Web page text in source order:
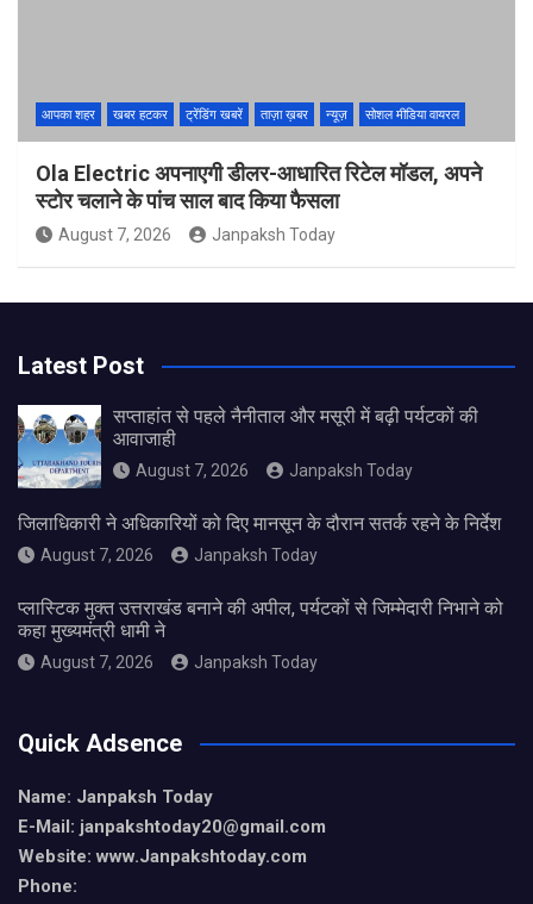
आपका शहर खबर हटकर ट्रेंडिंग खबरें ताज़ा ख़बर न्यूज़ सोशल मीडिया वायरल
Ola Electric अपनाएगी डीलर-आधारित रिटेल मॉडल, अपने
स्टोर चलाने के पांच साल बाद किया फैसला
August 7, 2026 Janpaksh Today
Latest Post
सप्ताहांत से पहले नैनीताल और मसूरी में बढ़ी पर्यटकों की
आवाजाही
August 7, 2026 Janpaksh Today
जिलाधिकारी ने अधिकारियों को दिए मानसून के दौरान सतर्क रहने के निर्देश
August 7, 2026 Janpaksh Today
प्लास्टिक मुक्त उत्तराखंड बनाने की अपील, पर्यटकों से जिम्मेदारी निभाने को
कहा मुख्यमंत्री धामी ने
August 7, 2026 Janpaksh Today
Quick Adsence
Name: Janpaksh Today
E-Mail: janpakshtoday20@gmail.com
Website: www.Janpakshtoday.com
Phone: